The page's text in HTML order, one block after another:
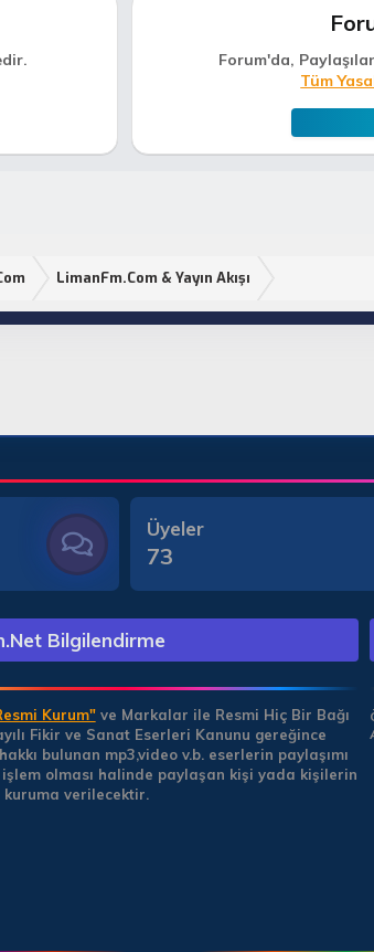
Forum'da,
Tüm
LimanFm.Com & Yayın Akışı
Üyeler
73
Bilgilendirme
Kurum"ve Markalar ile Resmi Hiç Bir Bağı
Fikir ve Sanat Eserleri Kanunu gereğince
bulunan mp3,video v.b. eserlerin paylaşımı
işlem olması halinde paylaşan kişi yada kişilerin
verilecektir.